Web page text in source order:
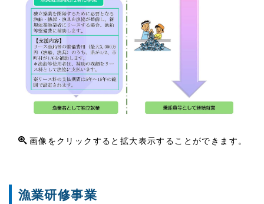
画像をクリックすると拡大表示することができます。
漁業研修事業